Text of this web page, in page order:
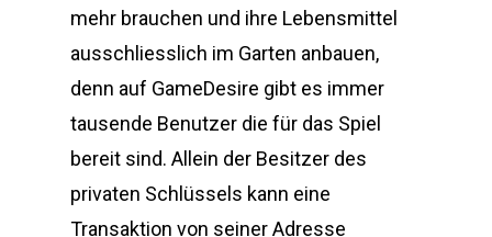
mehr brauchen und ihre Lebensmittel
ausschliesslich im Garten anbauen,
denn auf GameDesire gibt es immer
tausende Benutzer die für das Spiel
bereit sind. Allein der Besitzer des
privaten Schlüssels kann eine
Transaktion von seiner Adresse